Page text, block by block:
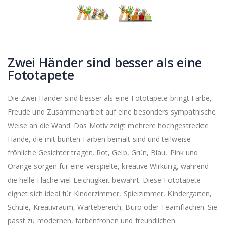
Zwei Händer sind besser als eine
Fototapete
Die Zwei Händer sind besser als eine Fototapete bringt Farbe,
Freude und Zusammenarbeit auf eine besonders sympathische
Weise an die Wand. Das Motiv zeigt mehrere hochgestreckte
Hände, die mit bunten Farben bemalt sind und teilweise
fröhliche Gesichter tragen. Rot, Gelb, Grün, Blau, Pink und
Orange sorgen für eine verspielte, kreative Wirkung, während
die helle Fläche viel Leichtigkeit bewahrt. Diese Fototapete
eignet sich ideal für Kinderzimmer, Spielzimmer, Kindergarten,
Schule, Kreativraum, Wartebereich, Büro oder Teamflächen. Sie
passt zu modernen, farbenfrohen und freundlichen